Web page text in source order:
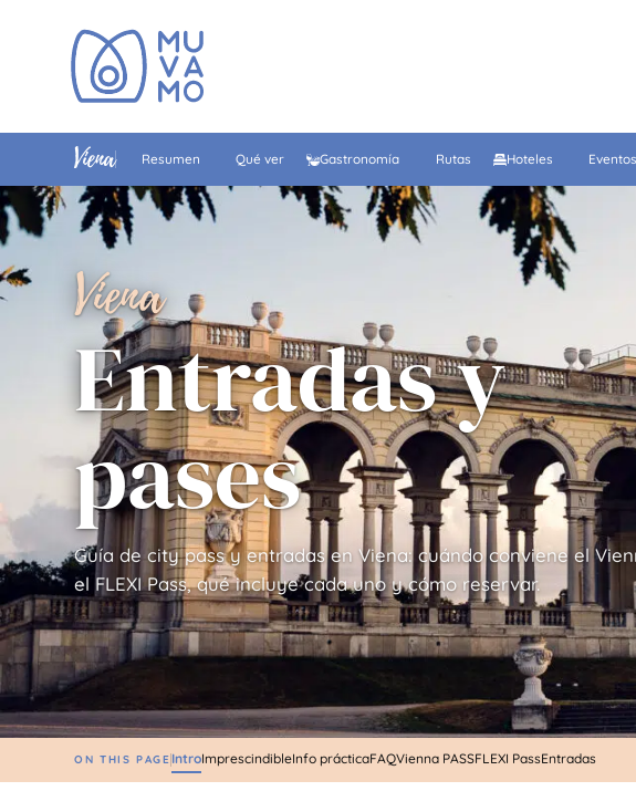
Viena Resumen Qué ver Gastronomía Rutas Hoteles Eventos
Viena
Entradas y
pases
Guía de city pass y entradas en Viena: cuándo conviene el
el FLEXI Pass, qué incluye cada uno y cómo reservar.
ON THIS PAGE IntroImprescindibleInfo prácticaFAQVienna PASSFLEXI PassEntradas